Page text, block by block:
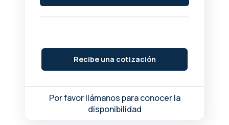
Recibe una cotización
Por favor llámanos para conocer la
disponibilidad